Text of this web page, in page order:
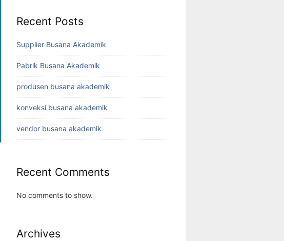
Recent Posts
Supplier Busana Akademik
Pabrik Busana Akademik
produsen busana akademik
konveksi busana akademik
vendor busana akademik
Recent Comments
No comments to show.
Archives